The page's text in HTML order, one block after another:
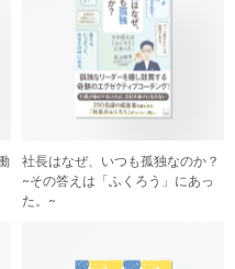
~その答えは「ふくろう」にあっ
た。~